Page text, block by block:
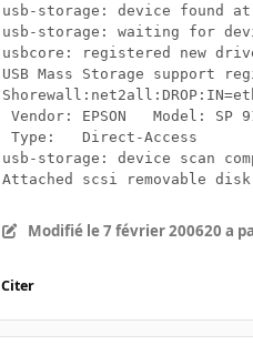
usb-storage: device found
usb-storage: waiting for
usbcore: registered new
USB Mass Storage support
Shorewall:net2all:DROP:IN=eth0
Vendor: EPSON	 Model: SP 915 Storage	Rev: 1.10
Type:   Direct-Access					  ANSI SCSI revision: 02
usb-storage: device scan
Modifié le 7 février 200620 a
Citer